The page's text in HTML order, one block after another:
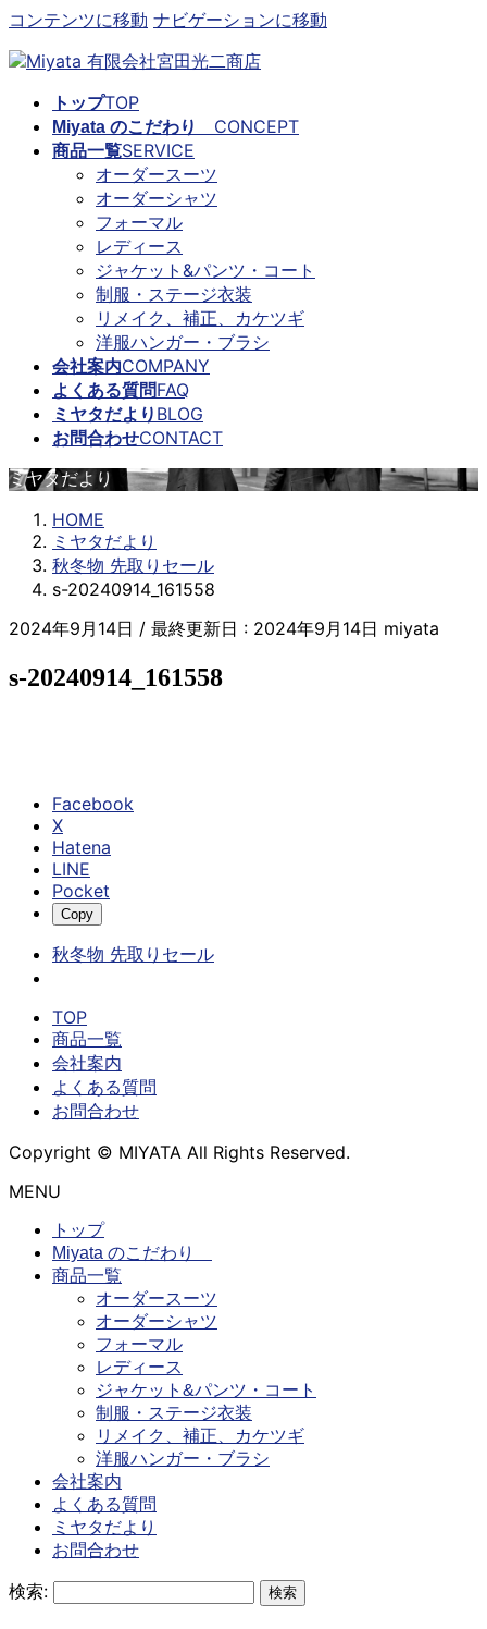
コンテンツに移動 ナビゲーションに移動
トップTOP
Miyata のこだわり CONCEPT
商品一覧SERVICE
オーダースーツ
オーダーシャツ
フォーマル
レディース
ジャケット&パンツ・コート
制服・ステージ衣装
リメイク、補正、カケツギ
洋服ハンガー・ブラシ
会社案内COMPANY
よくある質問FAQ
ミヤタだより BLOG
お問合わせCONTACT
ミヤタだより
HOME
ミヤタだより
秋冬物 先取りセール
s-20240914_161558
2024年9月14日 / 最終更新日 : 2024年9月14日 miyata
s-20240914_161558
Facebook
X
Hatena
LINE
Pocket
Copy
秋冬物 先取りセール
TOP
商品一覧
会社案内
よくある質問
お問合わせ
Copyright © MIYATA All Rights Reserved.
MENU
トップ
Miyata のこだわり
商品一覧
オーダースーツ
オーダーシャツ
フォーマル
レディース
ジャケット&パンツ・コート
制服・ステージ衣装
リメイク、補正、カケツギ
洋服ハンガー・ブラシ
会社案内
よくある質問
ミヤタだより
お問合わせ
検索: